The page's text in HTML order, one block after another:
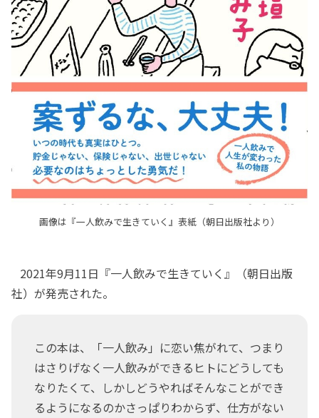
画像は『一人飲みで生きていく』表紙（朝日出版社より）
2021年9月11日『一人飲みで生きていく』（朝日出版
社）が発売された。
この本は、「一人飲み」に恋い焦がれて、つまり
はさりげなく一人飲みができるヒトにどうしても
なりたくて、しかしどうやればそんなことができ
るようになるのかさっぱりわからず、仕方がない